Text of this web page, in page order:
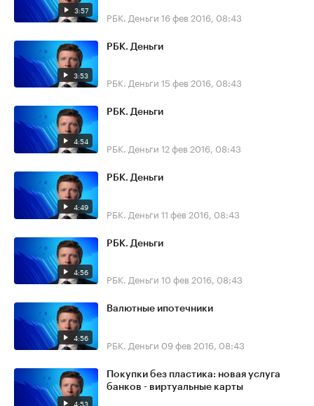
3:57 РБК. Деньги 16 фев 2016, 08:43
3:53
РБК. Деньги
РБК. Деньги 15 фев 2016, 08:43
4:54
РБК. Деньги
РБК. Деньги 12 фев 2016, 08:43
4:49
РБК. Деньги
РБК. Деньги 11 фев 2016, 08:43
4:56
РБК. Деньги
РБК. Деньги 10 фев 2016, 08:43
4:56
Валютные ипотечники
РБК. Деньги 09 фев 2016, 08:43
4:53
Покупки без пластика: новая услуга
банков - виртуальные карты